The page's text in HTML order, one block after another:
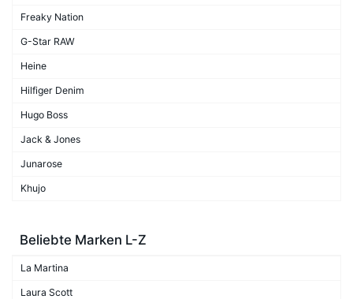
Freaky Nation
G-Star RAW
Heine
Hilfiger Denim
Hugo Boss
Jack & Jones
Junarose
Khujo
Beliebte Marken L-Z
La Martina
Laura Scott